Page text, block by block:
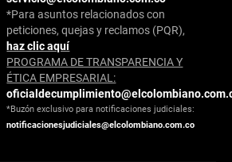
*Para asuntos relacionados con
peticiones, quejas y reclamos (PQR),
haz clic aquí
PROGRAMA DE TRANSPARENCIA Y
ÉTICA EMPRESARIAL:
*Buzón exclusivo para notificaciones judiciales:
notificacionesjudiciales@elcolombiano.com.co